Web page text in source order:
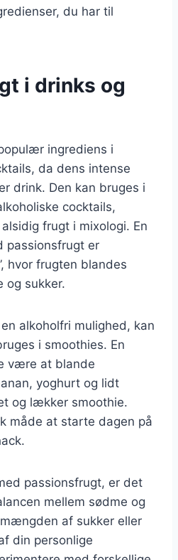
du har til
i drinks og
ingrediens i
da dens intense
drink. Den kan bruges i
cocktails,
frugt i mixologi. En
passionsfrugt er
hvor frugten blandes
og sukker.
alkoholfri mulighed, kan
i smoothies. En
være at blande
yoghurt og lidt
og lækker smoothie.
måde at starte dagen på
passionsfrugt, er det
mellem sødme og
af sukker eller
din personlige